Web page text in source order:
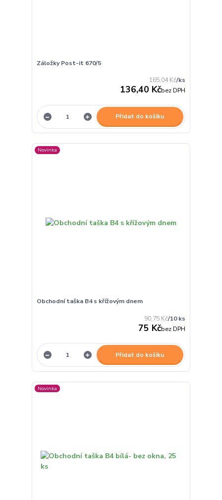
Záložky Post-it 670/5
165,04 Kč/ks
136,40 Kčbez DPH
Přidat do košíku
Novinka
Obchodní taška B4 s křížovým dnem
90,75 Kč/10 ks
75 Kčbez DPH
Přidat do košíku
Novinka